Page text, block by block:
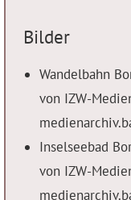
Bilder
Wandelbahn
von IZW-
Inselseebad
von IZW-